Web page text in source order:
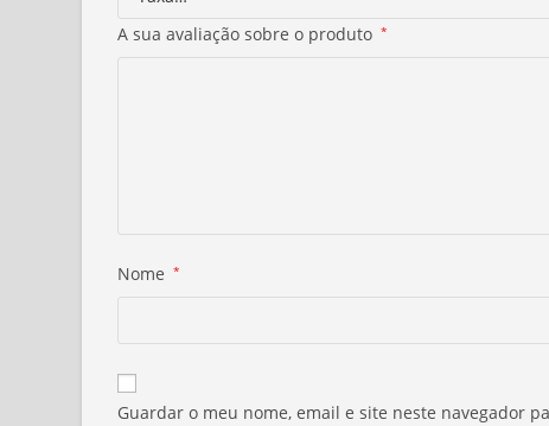
A sua avaliação sobre o produto *
Nome *
Guardar o meu nome, email e site neste navegador